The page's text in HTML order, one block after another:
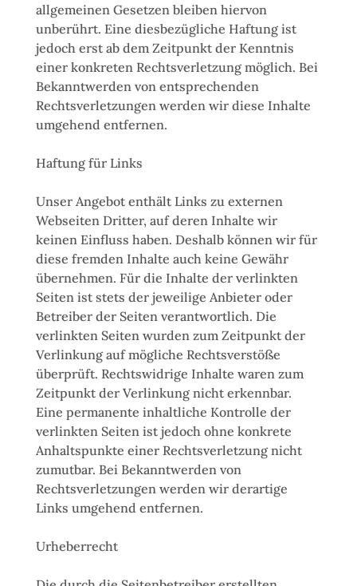
allgemeinen Gesetzen bleiben hiervon
unberührt. Eine diesbezügliche Haftung ist
jedoch erst ab dem Zeitpunkt der Kenntnis
einer konkreten Rechtsverletzung möglich. Bei
Bekanntwerden von entsprechenden
Rechtsverletzungen werden wir diese Inhalte
umgehend entfernen.
Haftung für Links
Unser Angebot enthält Links zu externen
Webseiten Dritter, auf deren Inhalte wir
keinen Einfluss haben. Deshalb können wir für
diese fremden Inhalte auch keine Gewähr
übernehmen. Für die Inhalte der verlinkten
Seiten ist stets der jeweilige Anbieter oder
Betreiber der Seiten verantwortlich. Die
verlinkten Seiten wurden zum Zeitpunkt der
Verlinkung auf mögliche Rechtsverstöße
überprüft. Rechtswidrige Inhalte waren zum
Zeitpunkt der Verlinkung nicht erkennbar.
Eine permanente inhaltliche Kontrolle der
verlinkten Seiten ist jedoch ohne konkrete
Anhaltspunkte einer Rechtsverletzung nicht
zumutbar. Bei Bekanntwerden von
Rechtsverletzungen werden wir derartige
Links umgehend entfernen.
Urheberrecht